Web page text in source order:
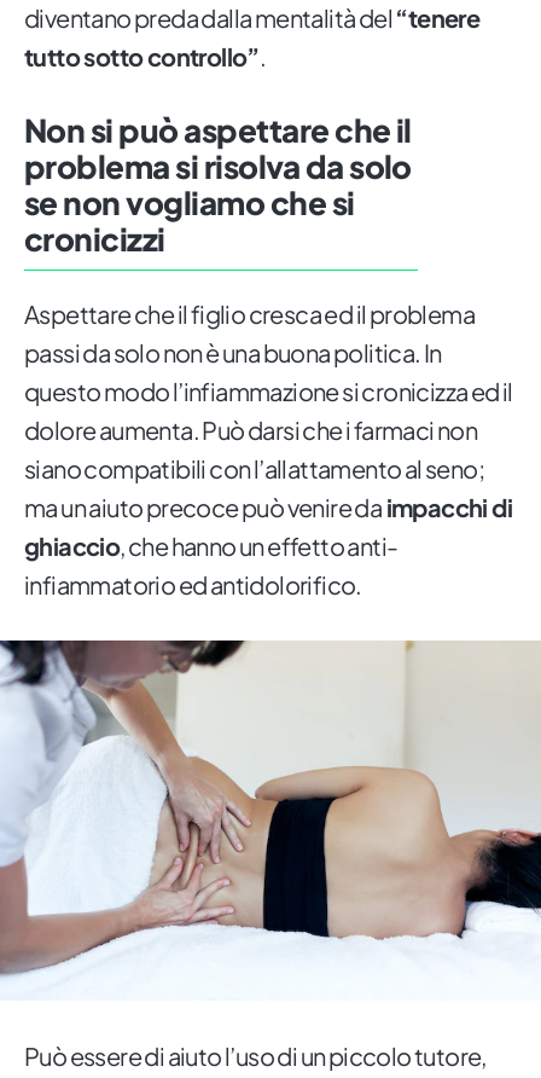
diventano preda dalla mentalità del “tenere
tutto sotto controllo”.
Non si può aspettare che il
problema si risolva da solo
se non vogliamo che si
cronicizzi
Aspettare che il figlio cresca ed il problema
passi da solo non è una buona politica. In
questo modo l’infiammazione si cronicizza ed il
dolore aumenta. Può darsi che i farmaci non
siano compatibili con l’allattamento al seno;
ma un aiuto precoce può venire da impacchi di
ghiaccio, che hanno un effetto anti-
infiammatorio ed antidolorifico.
Può essere di aiuto l’uso di un piccolo tutore,